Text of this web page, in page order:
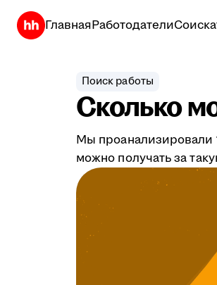
ГлавнаяРаботодатели
Поиск работы
Сколько
Мы проанализировали
можно получать за